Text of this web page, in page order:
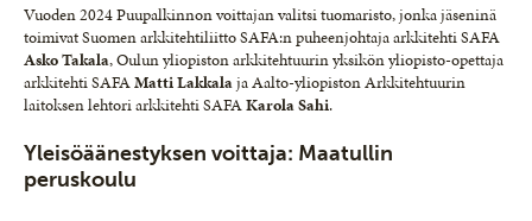
Vuoden 2024 Puupalkinnon voittajan valitsi tuomaristo, jonka jäseninä
toimivat Suomen arkkitehtiliitto SAFA:n puheenjohtaja arkkitehti SAFA
AskoTakala, Oulun yliopiston arkkitehtuurin yksikön yliopisto-opettaja
arkkitehti SAFAMattiLakkalaja Aalto-yliopiston Arkkitehtuurin
laitoksen lehtori arkkitehti SAFAKarolaSahi.
Yleisöäänestyksen voittaja: Maatullin
peruskoulu